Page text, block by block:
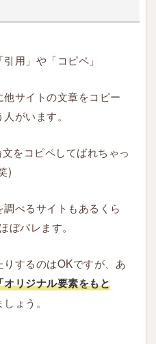
用」や「コピペ」
サイトの文章をコピー
がいます。
をコピペしてばれちゃっ
)
べるサイトもあるくら
バレます。
するのはOKですが、あ
リジナル要素をもと
ょう。